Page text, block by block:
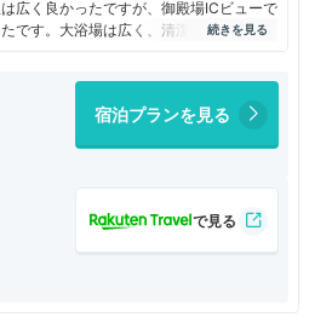
広く良かったですが、御殿場ICビューで
です。大浴場は広く、清潔で、しかも滞
たので、サウナ、水風呂、外気浴が堪能
宿泊プランを見る